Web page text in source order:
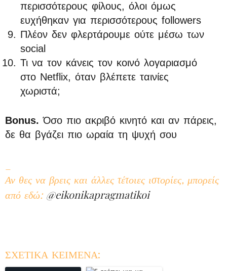
περισσότερους φίλους, όλοι όμως
ευχήθηκαν για περισσότερους followers
Πλέον δεν φλερτάρουμε ούτε μέσω των
social
Τι να τον κάνεις τον κοινό λογαριασμό
στο Netflix, όταν βλέπετε ταινίες
χωριστά;
Bonus. Όσο πιο ακριβό κινητό και αν πάρεις,
δε θα βγάζει πιο ωραία τη ψυχή σου
Αν θες να βρεις και άλλες τέτοιες ιστορίες, μπορείς
από εδώ: @eikonikapragmatikoi
ΣΧΕΤΙΚΑ ΚΕΙΜΕΝΑ: